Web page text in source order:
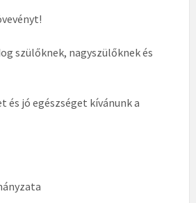
szülőknek, nagyszülőknek és
és jó egészséget kívánunk a